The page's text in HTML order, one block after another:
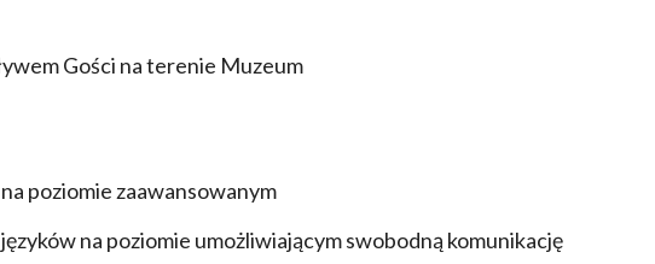
Gości na terenie Muzeum
poziomie zaawansowanym
na poziomie umożliwiającym swobodną komunikację